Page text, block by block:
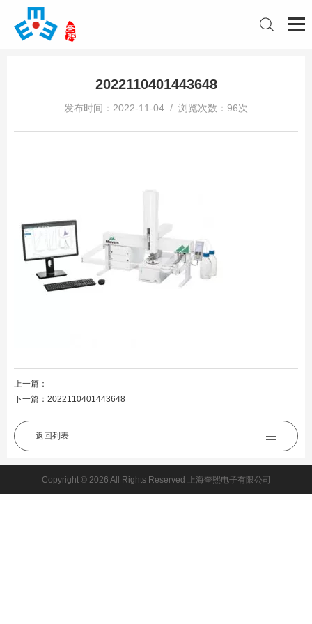
2022110401443648
发布时间：2022-11-04 / 浏览次数：96次
上一篇：
下一篇： 2022110401443648
返回列表
Copyright © 2026 All Rights Reserved 上海奎熙电子有限公司